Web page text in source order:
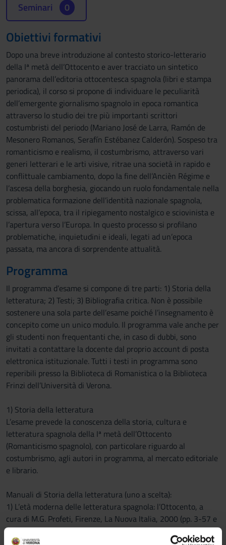
Seminari 0
Obiettivi formativi
Dopo una breve introduzione al contesto storico-letterario
della Iª metà dell’Ottocento e aver tracciato un sintetico
panorama dell’editoria ottocentesca spagnola (libri e stampa
periodica), il corso si propone di individuare le peculiarità
dell’emergente giornalismo spagnolo in epoca romantica
attraverso lo studio dei tre più importanti scrittori
costumbristi del periodo (Mariano José de Larra, Ramón de
Mesonero Romanos, Serafín Estébanez Calderón). Sospeso tra
romanticismo e realismo, il costumbrismo, attraverso vari
generi letterari e le arti visive, ritrae una società in rapido e
conflittuale cambiamento, dopo la fine dell’Ancièn Régime e
l’ascesa della borghesia, giocando un ruolo fondamentale nella
problematica formazione dell’identità nazionale spagnola,
scissa, all’epoca, tra il ripiegamento nostalgico e sciovinista e
l’apertura verso l’Europa. In questo processo si profilano
problematiche, inquietudini e ideali, legati ad un’epoca
passata, ma ancora di sorprendente attualità.
Programma
Il programma d’esame si compone di tre parti: 1) Storia della
letteratura; 2) Testi; 3) Bibliografia critica. Non è possibile
sostenere una sola parte dell’esame poiché l’insegnamento è
concepito come un unico modulo. Il programma vale anche per
gli studenti non frequentanti che, in caso di dubbi, sono
invitati a contattare la docente dal proprio account di posta
elettronica istituzionale. Tutti i testi in programma sono
reperibili presso la Biblioteca di Romanistica o la Biblioteca
Frinzi dell’Università di Verona.
1) Storia della letteratura
L’esame prevede la conoscenza della storia, cultura e
letteratura spagnola della Iª metà dell’Ottocento
(Romanticismo spagnolo), con particolare riguardo al
costumbrismo, agli autori in programma, al mercato editoriale
e librario.
Manuali di Storia della letteratura (uno a scelta):
1) L’età moderna delle letteratura spagnola: l’Ottocento, a
cura di M.G. Profeti, Firenze, La Nuova Italia, 2000 (pp. 3-57 e
pp. 175-201), da integrare con il saggio di G. Cazottes-E. Rubio